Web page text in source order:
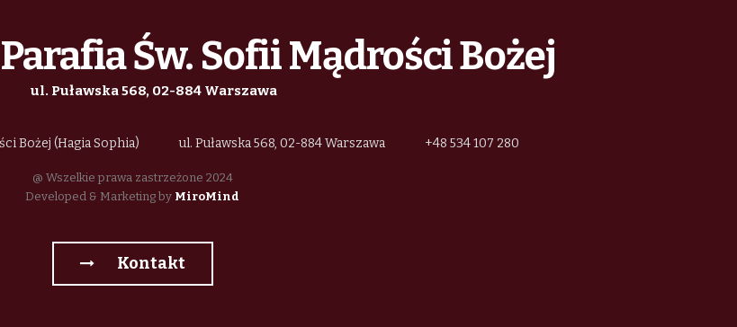
Św. Sofii Mądrości Bożej
ul. Puławska 568, 02-884 Warszawa
Bożej (Hagia Sophia) ul. Puławska 568, 02-884 Warszawa +48 534 107 280
@ Wszelkie prawa zastrzeżone 2024
Developed & Marketing by MiroMind
Kontakt